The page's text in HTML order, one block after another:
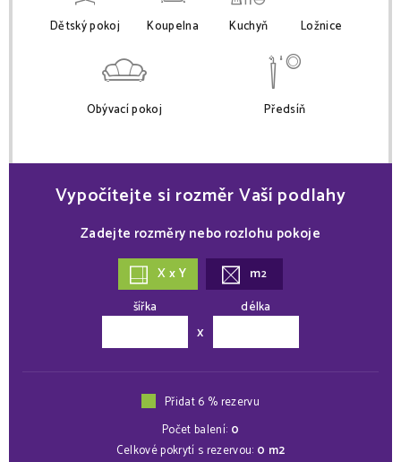
Dětský pokoj Koupelna Kuchyň Ložnice
Obývací pokoj Předsíň
Vypočítejte si rozměr Vaší podlahy
Zadejte rozměry nebo rozlohu pokoje
X x Y m2
šířka
x
délka
Přidat 6 % rezervu
Počet balení: 0
Celkové pokrytí s rezervou: 0 m2